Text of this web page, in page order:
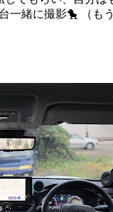
一緒に撮影🐤 （も